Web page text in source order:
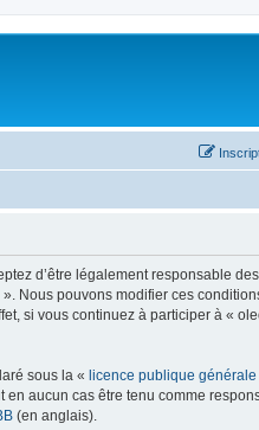
d’être légalement responsable
Nous pouvons modifier ces
si vous continuez à participer à «
sous la « licence publique générale
aucun cas être tenu comme
(en anglais).